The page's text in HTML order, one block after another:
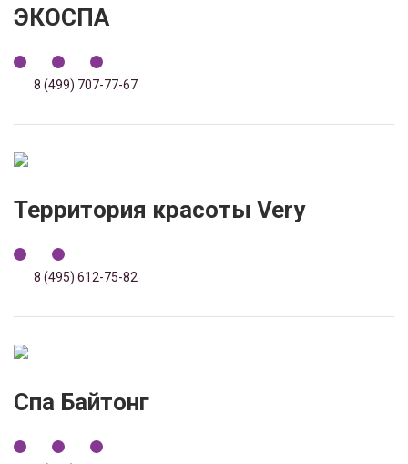
ЭКОСПА
8 (499) 707-77-67
Территория красоты Very
8 (495) 612-75-82
Спа Байтонг